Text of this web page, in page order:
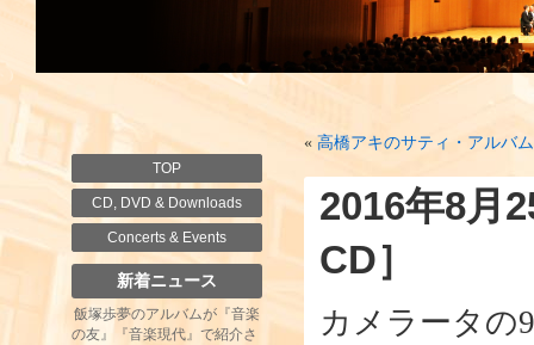
TOP
CD, DVD & Downloads
Concerts & Events
新着ニュース
飯塚歩夢のアルバムが『音楽
の友』『音楽現代』で紹介さ
« 高橋アキのサティ・アルバ
2016年8月
CD］
カメラータの